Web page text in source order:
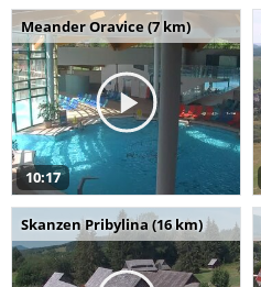
Meander Oravice (7 km)
10:17
Skanzen Pribylina (16 km)